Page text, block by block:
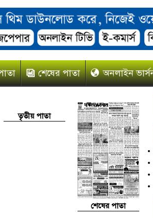
শেষের পাতা অনলাইন
তৃতীয় পাতা
শেষের পাতা